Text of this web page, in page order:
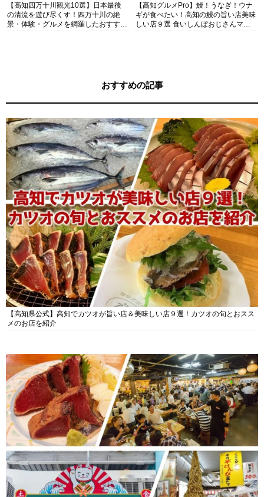
【高知四万十川観光10選】日本最後
の清流を遊び尽くす！四万十川の絶
景・体験・グルメを網羅したおすすめ
【高知グルメPro】鰻！うなぎ！ウナ
ギが食べたい！高知の鰻の旨い店美味
しい店９選 食いしんぼおじさんマッ
おすすめの記事
【高知県公式】高知でカツオが旨い店＆美味しい店９選！カツオの旬とおスス
メのお店を紹介